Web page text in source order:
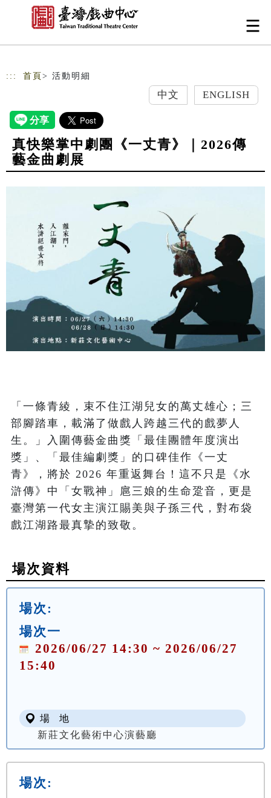
跳到主要內容
網站導覽
::: 首頁 > 活動明細
中文 ENGLISH
真快樂掌中劇團《一丈青》｜2026傳
藝金曲劇展
「一條青綾，束不住江湖兒女的萬丈雄心；三
部腳踏車，載滿了做戲人跨越三代的戲夢人
生。」入圍傳藝金曲獎「最佳團體年度演出
獎」、「最佳編劇獎」的口碑佳作《一丈
青》，將於 2026 年重返舞台！這不只是《水
滸傳》中「女戰神」扈三娘的生命跫音，更是
臺灣第一代女主演江賜美與子孫三代，對布袋
戲江湖路最真摯的致敬。
場次資料
場次:
場次一
2026/06/27 14:30 ~ 2026/06/27
15:40
場 地
新莊文化藝術中心演藝廳
場次: